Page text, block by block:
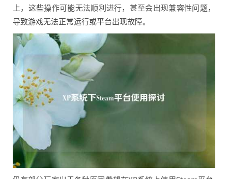
上，这些操作可能无法顺利进行，甚至会出现兼容性问题，
导致游戏无法正常运行或平台出现故障。